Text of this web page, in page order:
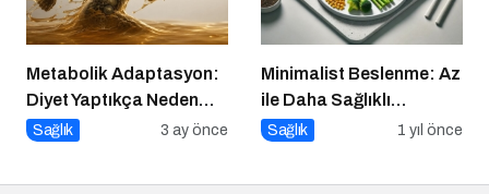
Metabolik Adaptasyon:
Diyet Yaptıkça Neden
Kilo Vermek Zorlaşır?
Sağlık 3 ay önce
Minimalist Beslenme: Az
ile Daha Sağlıklı
Yaşamak
Sağlık 1 yıl önce